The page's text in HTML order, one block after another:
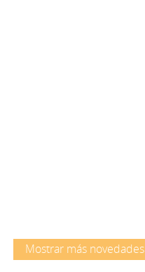
Mostrar más novedades